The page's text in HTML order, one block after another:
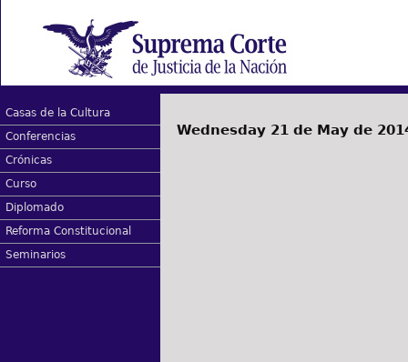
Casas de la Cultura
Conferencias
Crónicas
Curso
Diplomado
Reforma Constitucional
Seminarios
Wednesday 21 de May de